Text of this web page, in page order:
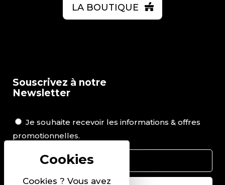
Cookies ? Vous avez
LA BOUTIQUE
Souscrivez à notre
Newsletter
Je souhaite recevoir les informations & offres
promotionnelles.